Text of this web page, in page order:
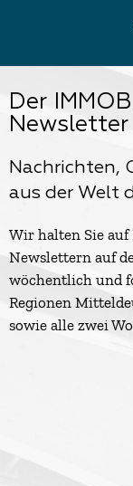
Der
Newsletter
Nachrichten,
aus der Welt
Wir halten Sie
Newslettern auf
wöchentlich und
Regionen
sowie alle zwei